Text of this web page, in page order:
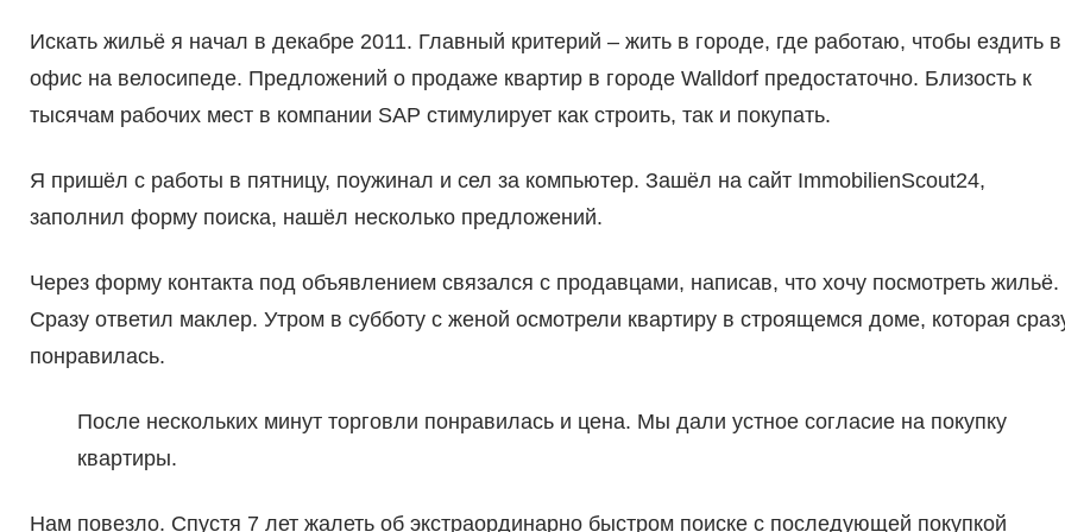
Искать жильё я начал в декабре 2011. Главный критерий – жить в городе, где работаю, чтобы ездить в
офис на велосипеде. Предложений о продаже квартир в городе Walldorf предостаточно. Близость к
тысячам рабочих мест в компании SAP стимулирует как строить, так и покупать.
Я пришёл с работы в пятницу, поужинал и сел за компьютер. Зашёл на сайт ImmobilienScout24,
заполнил форму поиска, нашёл несколько предложений.
Через форму контакта под объявлением связался с продавцами, написав, что хочу посмотреть жильё.
Сразу ответил маклер. Утром в субботу с женой осмотрели квартиру в строящемся доме, которая
понравилась.
После нескольких минут торговли понравилась и цена. Мы дали устное согласие на покупку
квартиры.
Нам повезло. Спустя 7 лет жалеть об экстраординарно быстром поиске с последующей покупкой